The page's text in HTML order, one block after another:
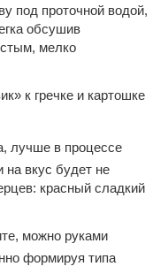
под проточной водой,
обсушив
мелко
к гречке и картошке
лучше в процессе
на вкус будет не
красный сладкий
можно руками
формируя типа